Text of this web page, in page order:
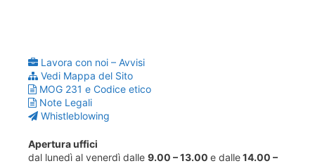
Lavora con noi – Avvisi
Vedi Mappa del Sito
MOG 231 e Codice etico
Note Legali
Whistleblowing
Apertura uffici
dal lunedì al venerdì dalle 9.00 – 13.00 e dalle14.00 –